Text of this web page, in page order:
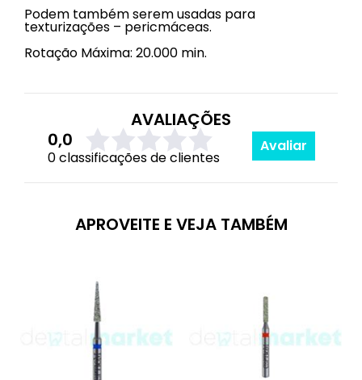
Podem também serem usadas para
texturizações – pericmáceas.
Rotação Máxima: 20.000 min.
AVALIAÇÕES
0,0
0 classificações de clientes
Avaliar
APROVEITE E VEJA TAMBÉM